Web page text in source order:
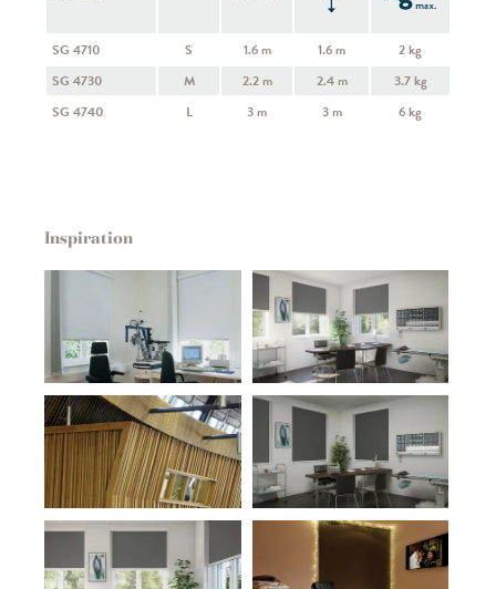
SG 4710 S 1.6 m 1.6 m
2 kg
SG 4730
M 2.2 m 2.4 m
3.7 kg
SG 4740
L 3 m 3 m 6 kg
Inspiration